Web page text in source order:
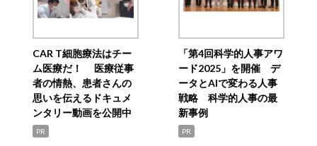
CAR T細胞療法はチー
ム医療だ！ 医療従事
者の情熱、患者さんの
思いを伝えるドキュメ
ンタリー動画を公開中
PR
「第4回科学的人事アワ
ード2025」を開催 デ
ータとAIで変わる人事
戦略 科学的人事の最
新事例
PR